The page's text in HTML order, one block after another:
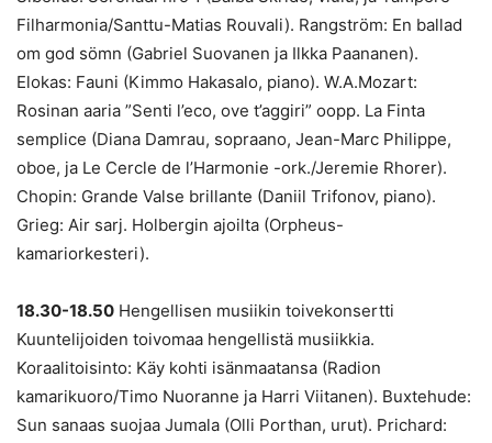
Filharmonia/Santtu-Matias Rouvali). Rangström: En ballad
om god sömn (Gabriel Suovanen ja Ilkka Paananen).
Elokas: Fauni (Kimmo Hakasalo, piano). W.A.Mozart:
Rosinan aaria ”Senti l’eco, ove t’aggiri” oopp. La Finta
semplice (Diana Damrau, sopraano, Jean-Marc Philippe,
oboe, ja Le Cercle de l’Harmonie -ork./Jeremie Rhorer).
Chopin: Grande Valse brillante (Daniil Trifonov, piano).
Grieg: Air sarj. Holbergin ajoilta (Orpheus-
kamariorkesteri).
18.30-18.50 Hengellisen musiikin toivekonsertti
Kuuntelijoiden toivomaa hengellistä musiikkia.
Koraalitoisinto: Käy kohti isänmaatansa (Radion
kamarikuoro/Timo Nuoranne ja Harri Viitanen). Buxtehude:
Sun sanaas suojaa Jumala (Olli Porthan, urut). Prichard: